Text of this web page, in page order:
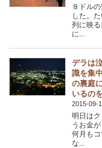
８ドル
した。
列に映
に...
デラは
識を集
の裏庭
いるの
2015-09-
明日は
うお金
何月も
な...